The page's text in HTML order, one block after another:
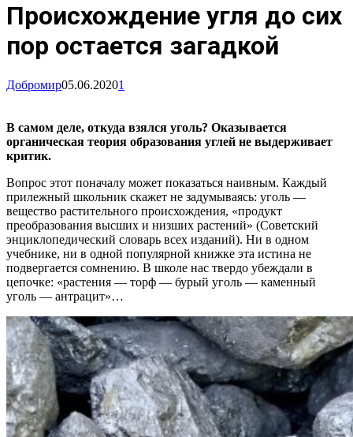
Происхождение угля до сих
пор остается загадкой
Добромир05.06.20201
В самом деле, откуда взялся уголь? Оказывается
органическая теория образования углей не выдерживает
критик.
Вопрос этот поначалу может показаться наивным. Каждый
прилежный школьник скажет не задумываясь: уголь —
вещество растительного происхождения, «продукт
преобразования высших и низших растений» (Советский
энциклопедический словарь всех изданий). Ни в одном
учебнике, ни в одной популярной книжке эта истина не
подвергается сомнению. В школе нас твердо убеждали в
цепочке: «растения — торф — бурый уголь — каменный
уголь — антрацит»…